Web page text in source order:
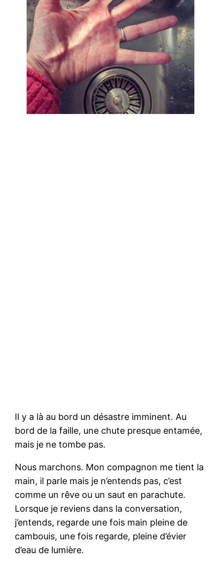
Il y a là au bord un désastre imminent. Au
bord de la faille, une chute presque entamée,
mais je ne tombe pas.
Nous marchons. Mon compagnon me tient la
main, il parle mais je n’entends pas, c’est
comme un rêve ou un saut en parachute.
Lorsque je reviens dans la conversation,
j’entends, regarde une fois main pleine de
cambouis, une fois regarde, pleine d’évier
d’eau de lumière.